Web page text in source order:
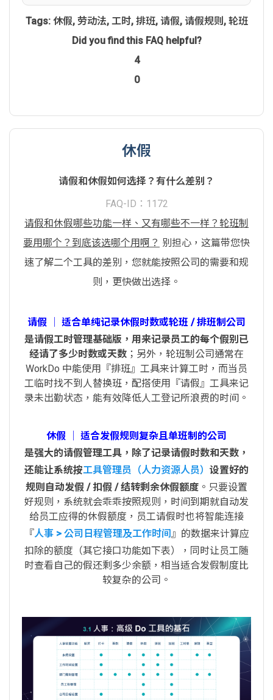
Tags: 休假, 劳动法, 工时, 排班, 请假, 请假规则 , 轮班
Did you find this FAQ helpful?
4
0
休假
请假和休假如何选择？有什么差别？
FAQ-ID：1172
请假和休假哪些功能一样、又有哪些不一样？轮班制
要用哪个？到底该选哪个用啊？ 别担心，这篇带您快
速了解二个工具的差别，您就能按照公司的需要和规
则，更快做出选择。
请假 │ 适合单纯记录休假时数或轮班 / 排班制公司
是请假工时管理基础版，用来记录员工的每个假别已
经请了多少时数或天数 ；另外，轮班制公司通常在
WorkDo 中能使用『排班』工具来计算工时，而当员
工临时找不到人替换班，配搭使用『请假』工具来记
录未出勤状态，能有效降低人工登记所浪费的时间。
休假 │ 适合发假规则复杂且单班制的公司
是强大的请假管理工具，除了记录请假时数和天数，
还能让系统按工具管理员（人力资源人员） 设置好的
规则自动发假 / 扣假 / 结转剩余休假额度 。只要设置
好规则，系统就会乖乖按照规则，时间到期就自动发
给员工应得的休假额度，员工请假时也将智能连接
『人事 > 公司日程管理及工作时间 』的数据来计算应
扣除的额度（其它接口功能如下表），同时让员工随
时查看自己的假还剩多少余额，相当适合发假制度比
较复杂的公司。